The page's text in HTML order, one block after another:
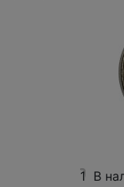
1 В